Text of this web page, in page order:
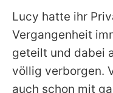
Lucy hatte ihr
Vergangenheit
geteilt und dabei
völlig verborgen.
auch schon mit